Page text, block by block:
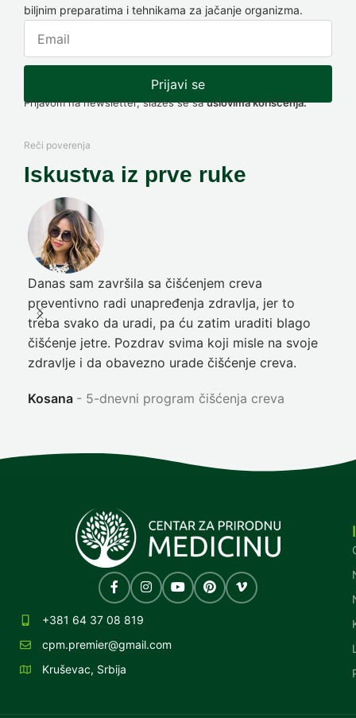
biljnim preparatima i tehnikama za jačanje organizma.
Prijavi se
Prijavom na newsletter, slažeš se sauslovima korišćenja.
Reči poverenja
Iskustva iz prve ruke
Danas sam završila sa čišćenjem creva
preventivno radi unapređenja zdravlja, jer to
treba svako da uradi, pa ću zatim uraditi blago
čišćenje jetre. Pozdrav svima koji misle na svoje
zdravlje i da obavezno urade čišćenje creva.
Kosana 5-dnevni program čišćenja creva
+381 64 37 08 819
cpm.premier@gmail.com
Kruševac, Srbija